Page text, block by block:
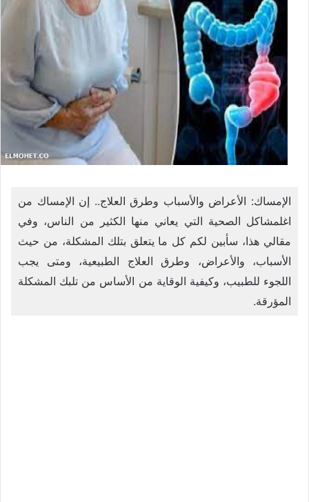
الإمساك: الأعراض والأسباب وطرق العلاج.. إن الإمساك من
اغلمشاكل الصحية التي يعاني منها الكثير من الناس، وفي
مقالي هذا، سأبين لكم كل ما يتعلق بتلك المشكلة، من حيث
الأسباب، والأعراض، وطرق العلاج الطبيعية، ومتى يجب
اللجوء للطبيب، وكيفية الوقاية من الأساس من تلبك المشكلة
المؤرقة.